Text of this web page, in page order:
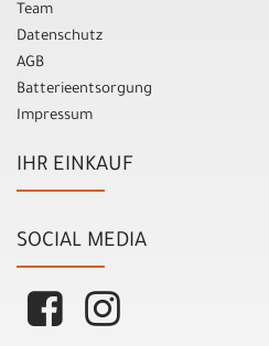
Team
Datenschutz
AGB
Batterieentsorgung
Impressum
IHR EINKAUF
SOCIAL MEDIA